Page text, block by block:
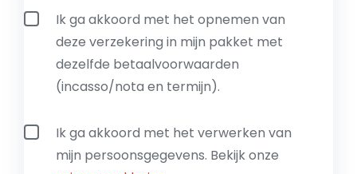
Betaalvoorwaarden
Ik ga akkoord met het opnemen van
deze verzekering in mijn pakket met
dezelfde betaalvoorwaarden
(incasso/nota en termijn).
Privacyverklaring
Ik ga akkoord met het verwerken van
mijn persoonsgegevens. Bekijk onze